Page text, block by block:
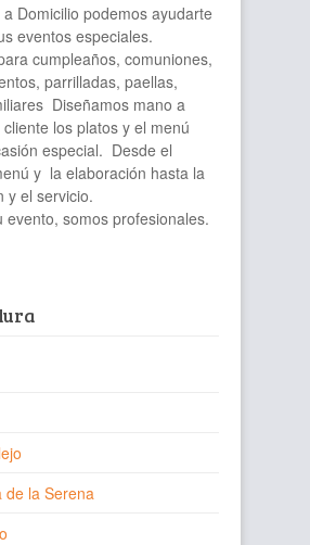
Domicilio podemos ayudarte
eventos especiales.
cumpleaños, comuniones,
parrilladas, paellas,
Diseñamos mano a
los platos y el menú
especial. Desde el
y la elaboración hasta la
y el servicio.
evento, somos profesionales.
de la Serena